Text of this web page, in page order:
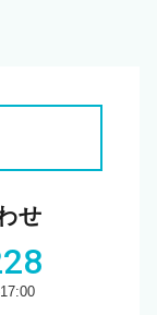
せ